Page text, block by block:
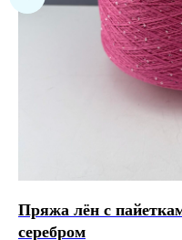
Пряжа лён с
серебром
Нить, собранная
будет иметь